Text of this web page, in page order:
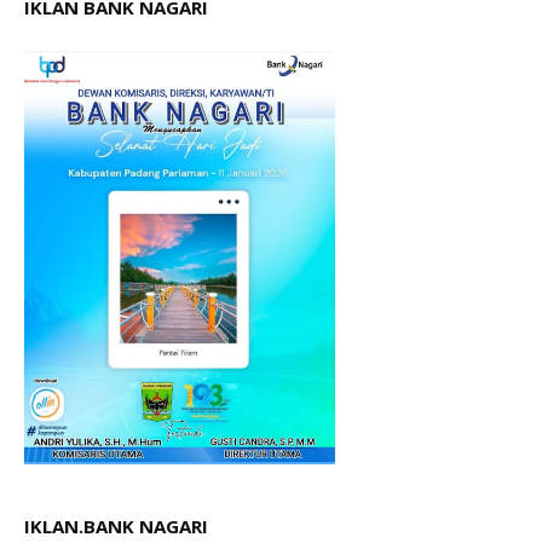
IKLAN BANK NAGARI
IKLAN.BANK NAGARI